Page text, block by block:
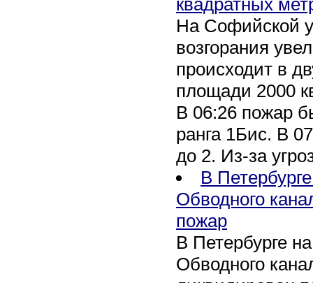
На Софийской
возгорания
происходит в
площади 2000
В 06:26 пожар
ранга 1Бис. В
до 2. Из-за
В
Обводного
пожар
В Петербурге
Обводного